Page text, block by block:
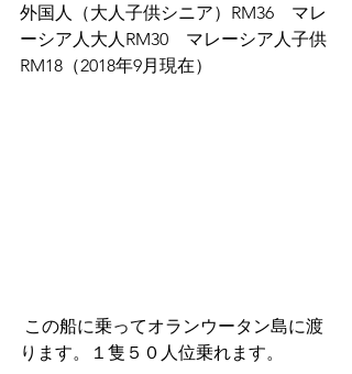
外国人（大人子供シニア）RM36　マレ
ーシア人大人RM30　マレーシア人子供
RM18（2018年9月現在）
ります。１隻５０人位乗れます。